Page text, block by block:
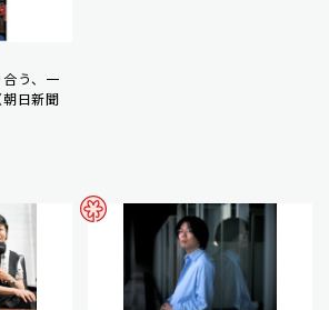
う、一
日新聞